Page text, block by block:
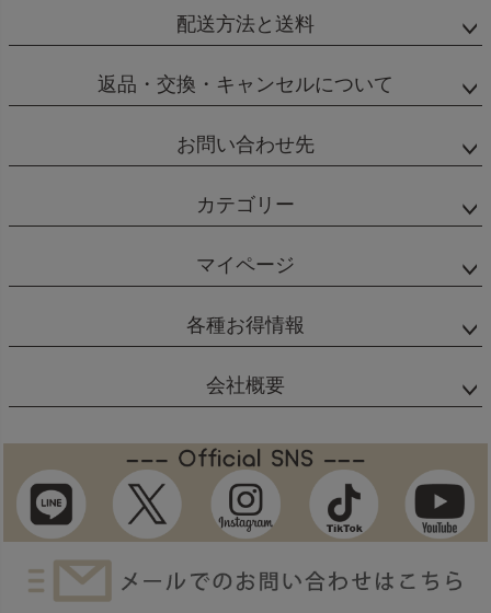
配送方法と送料
返品・交換・キャンセルについて
お問い合わせ先
カテゴリー
マイページ
各種お得情報
会社概要